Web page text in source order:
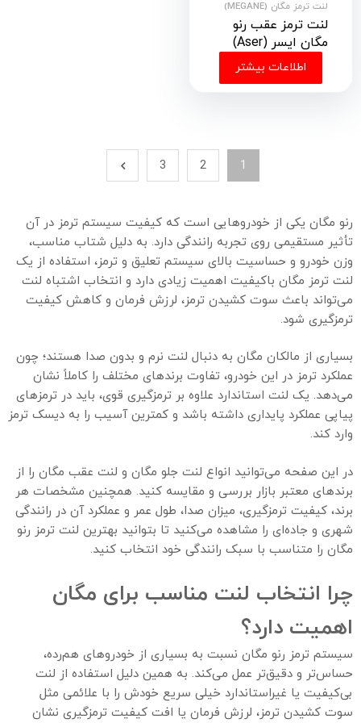
لنت ترمز مگان (MEGANE)
لنت ترمز عقب رنو
مگان ایسر (Aser)
اطلاعات بیشتر
1
2
3
رنو مگان یکی از خودروهایی است که کیفیت سیستم ترمز در آن
تأثیر مستقیمی روی تجربه رانندگی دارد. به دلیل شتاب مناسب،
وزن خودرو و حساسیت بالای سیستم تعلیق و ترمز، استفاده از یک
لنت ترمز مگان باکیفیت اهمیت زیادی دارد و انتخاب اشتباه لنت
می‌تواند باعث سوت کشیدن ترمز، لرزش فرمان و کاهش کیفیت
ترمزگیری شود.
بسیاری از مالکان مگان به دنبال لنت نرم و بدون صدا هستند؛ چون
عملکرد ترمز در این خودرو، تفاوت برندهای مختلف را کاملاً نشان
می‌دهد. یک لنت استاندارد علاوه بر ترمزگیری قوی، باید در ترمزهای
پیاپی عملکرد پایداری داشته باشد و کمترین آسیب را به دیسک ترمز
وارد کند.
در این صفحه می‌توانید انواع لنت جلو مگان و لنت عقب مگان را از
برندهای معتبر بازار بررسی و مقایسه کنید. همچنین مشخصات هر
برند، کیفیت ترمزگیری، میزان صدا، طول عمر و عملکرد آن در رانندگی
شهری و جاده‌ای را مشاهده می‌کنید تا بتوانید بهترین لنت ترمز رنو
مگان را متناسب با سبک رانندگی خود انتخاب کنید.
چرا انتخاب لنت مناسب برای مگان
اهمیت دارد؟
سیستم ترمز رنو مگان نسبت به بسیاری از خودروهای هم‌رده،
حساس‌تر و دقیق‌تر عمل می‌کند. به همین دلیل استفاده از لنت
بی‌کیفیت یا غیراستاندارد خیلی سریع خودش را با علائمی مثل
سوت کشیدن ترمز، لرزش فرمان یا افت کیفیت ترمزگیری نشان